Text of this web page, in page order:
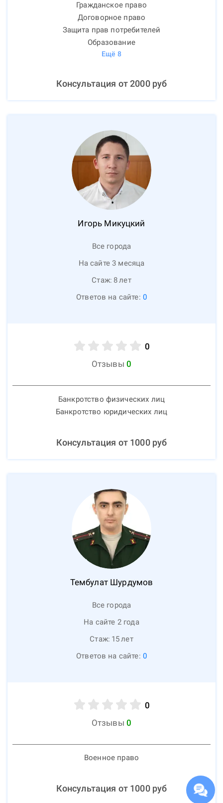
Гражданское право
Договорное право
Защита прав потребителей
Образование
Ещё 8
Консультация от2000руб
Игорь Микуцкий
Все города
На сайте 3 месяца
Стаж: 8лет
Ответов на сайте: 0
0
Отзывы 0
Банкротство физических лиц
Банкротство юридических лиц
Консультация от 1000руб
Тембулат Шурдумов
Все города
На сайте 2 года
Стаж: 15лет
Ответов на сайте: 0
0
Отзывы 0
Военное право
Консультация от 1000руб